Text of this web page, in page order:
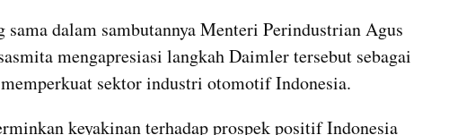
sama dalam sambutannya Menteri Perindustrian Agus
mengapresiasi langkah Daimler tersebut sebagai
sektor industri otomotif Indonesia.
keyakinan terhadap prospek positif Indonesia